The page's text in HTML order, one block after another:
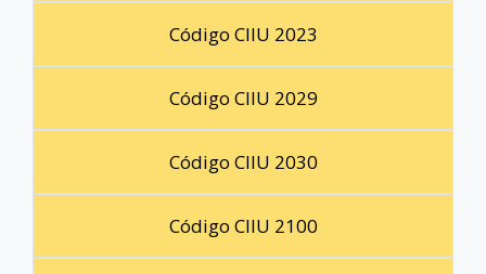
Código CIIU 2023
Código CIIU 2029
Código CIIU 2030
Código CIIU 2100